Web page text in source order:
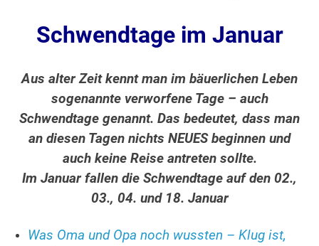
Schwendtage im Januar
Aus alter Zeit kennt man im bäuerlichen Leben
sogenannte verworfene Tage – auch
Schwendtage genannt. Das bedeutet, dass man
an diesen Tagen nichts NEUES beginnen und
auch keine Reise antreten sollte.
Im Januar fallen die Schwendtage auf den 02.,
03., 04. und 18. Januar
Was Oma und Opa noch wussten – Klug ist,